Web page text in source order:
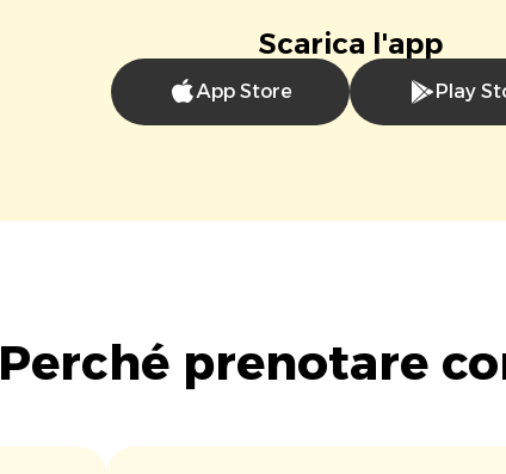
Scarica l'app
App Store Play
Perché prenotare